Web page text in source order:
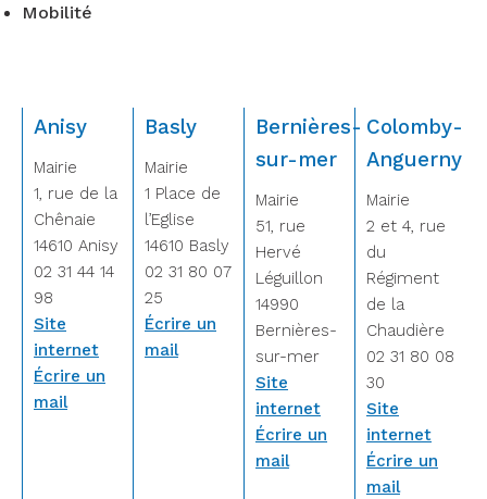
Mobilité
Anisy
Mairie
1, rue de la
Chênaie
14610 Anisy
02 31 44 14
98
Site
internet
Écrire un
mail
Basly
Mairie
1 Place de
l’Eglise
14610 Basly
02 31 80 07
25
Écrire un
mail
Bernières-
sur-mer
Mairie
51, rue
Hervé
Léguillon
14990
Bernières-
sur-mer
Site
internet
Écrire un
mail
Colomby-
Anguerny
Mairie
2 et 4, rue
du
Régiment
de la
Chaudière
02 31 80 08
30
Site
internet
Écrire un
mail